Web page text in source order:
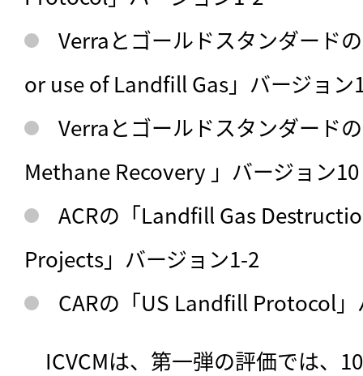
Verraとゴールドスタンダード
or use of Landfill Gas」バージョン
Verraとゴールドスタンダード
Methane Recovery 」バージョン10
ACRの「Landfill Gas
Projects」バージョン1-2
CARの「US Landfill Protocol
ICVCMは、第一弾の評価では、